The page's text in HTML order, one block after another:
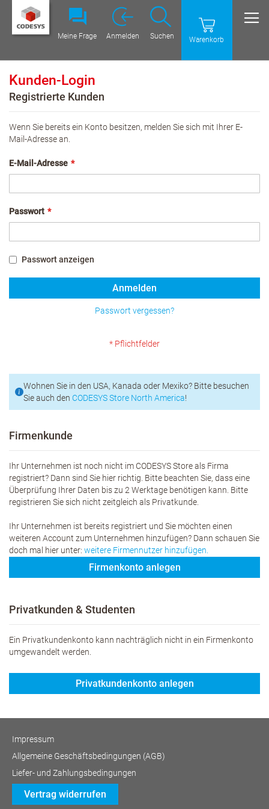
Warenkorb
Suchen
Meine Frage Anmelden
Kunden-Login
Registrierte Kunden
Wenn Sie bereits ein Konto besitzen, melden Sie sich mit Ihrer E-
Mail-Adresse an.
E-Mail-Adresse
Passwort
Passwort anzeigen
Anmelden
Passwort vergessen?
Wohnen Sie in den USA, Kanada oder Mexiko? Bitte besuchen
Sie auch den CODESYS Store North America!
Firmenkunde
Ihr Unternehmen ist noch nicht im CODESYS Store als Firma
registriert? Dann sind Sie hier richtig. Bitte beachten Sie, dass eine
Überprüfung Ihrer Daten bis zu 2 Werktage benötigen kann. Bitte
registrieren Sie sich nicht zeitgleich als Privatkunde.
Ihr Unternehmen ist bereits registriert und Sie möchten einen
weiteren Account zum Unternehmen hinzufügen? Dann schauen Sie
doch mal hier unter: weitere Firmennutzer hinzufügen.
Firmenkonto anlegen
Privatkunden & Studenten
Ein Privatkundenkonto kann nachträglich nicht in ein Firmenkonto
umgewandelt werden.
Privatkundenkonto anlegen
Impressum
Allgemeine Geschäftsbedingungen (AGB)
Liefer- und Zahlungsbedingungen
Vertrag widerrufen